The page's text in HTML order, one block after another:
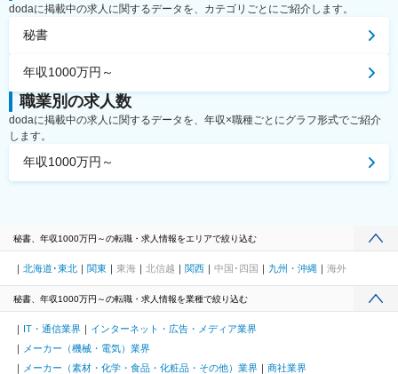
dodaに掲載中の求人に関するデータを、カテゴリごとにご紹介します。
秘書
年収1000万円～
職業別の求人数
dodaに掲載中の求人に関するデータを、年収×職種ごとにグラフ形式でご紹介
します。
年収1000万円～
秘書、年収1000万円～の転職・求人情報をエリアで絞り込む
北海道･東北 関東 東海 北信越 関西 中国･四国 九州・沖縄 海外
秘書、年収1000万円～の転職・求人情報を業種で絞り込む
IT・通信業界
インターネット・広告・メディア業界
メーカー（機械・電気）業界
メーカー（素材・化学・食品・化粧品・その他）業界
商社業界